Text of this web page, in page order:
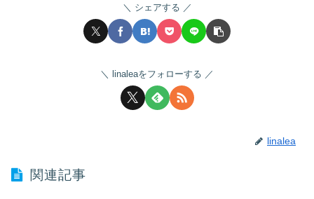
シェアする
linaleaをフォローする
linalea
関連記事